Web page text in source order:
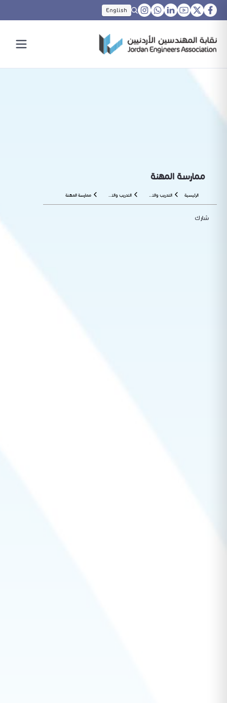
English
ممارسة المهنة
الرئيسية التدريب والتأهيل التدريب والتشغيل ممارسة المهنة
شارك